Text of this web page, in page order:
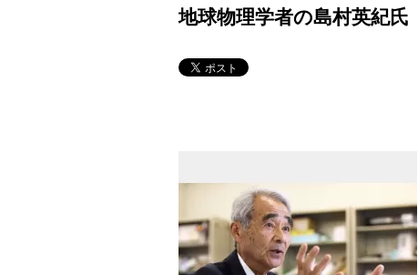
地球物理学者の島村英紀氏